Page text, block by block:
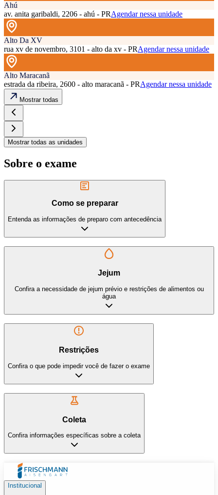
Ahú
av. anita garibaldi, 2206 - ahú - PRAgendar nessa unidade
Alto Da XV
rua xv de novembro, 3101 - alto da xv - PRAgendar nessa unidade
Alto Maracanã
estrada da ribeira, 2600 - alto maracanã - PRAgendar nessa unidade
Mostrar todas
Mostrar todas as unidades
Sobre o exame
Como se preparar
Entenda as informações de preparo com antecedência
Jejum
Confira a necessidade de jejum prévio e restrições de alimentos ou
água
Restrições
Confira o que pode impedir você de fazer o exame
Coleta
Confira informações específicas sobre a coleta
Institucional